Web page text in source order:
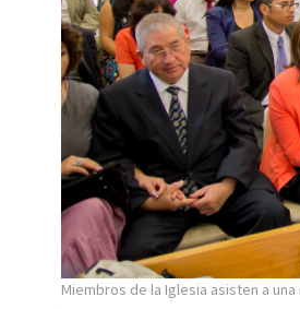
Miembros de la Iglesia asisten a una